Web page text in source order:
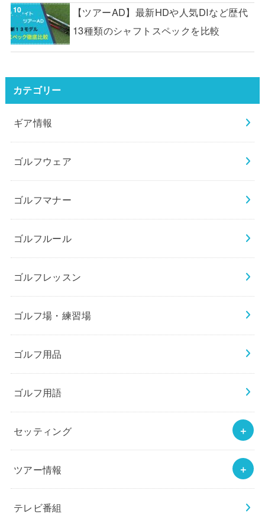
【ツアーAD】最新HDや人気DIなど歴代
13種類のシャフトスペックを比較
カテゴリー
ギア情報
ゴルフウェア
ゴルフマナー
ゴルフルール
ゴルフレッスン
ゴルフ場・練習場
ゴルフ用品
ゴルフ用語
セッティング
ツアー情報
テレビ番組